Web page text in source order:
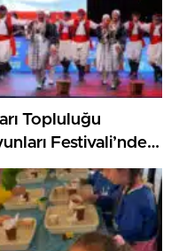
Topluluğu
Festivali’nde